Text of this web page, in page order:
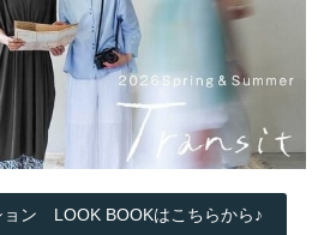
ョン LOOK BOOKはこちらから♪